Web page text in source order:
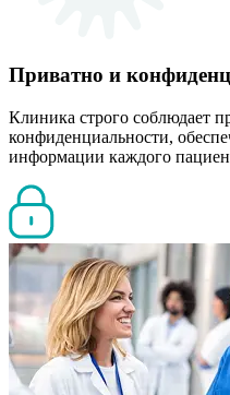
Приватно и
Клиника строго соблюдает
конфиденциальности,
информации каждого